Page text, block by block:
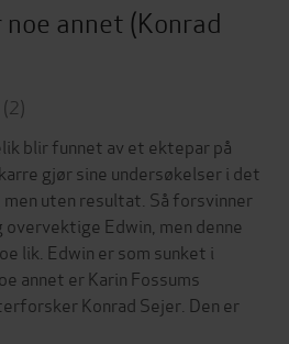
noe annet (Konrad
(2)
blir funnet av et ektepar på
gjør sine undersøkelser i det
uten resultat. Så forsvinner
Edwin, men denne
lik. Edwin er som sunket i
annet er Karin Fossums
Konrad Sejer. Den er